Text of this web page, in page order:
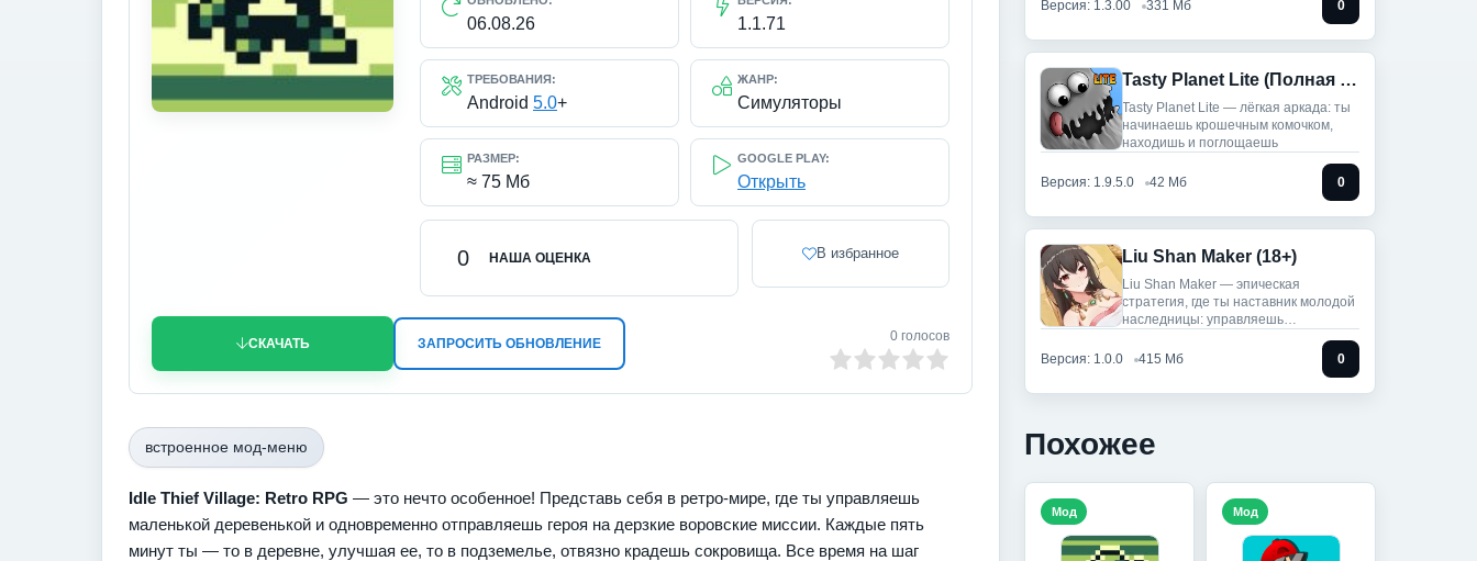
06.08.26 1.1.71
ТРЕБОВАНИЯ:
Android 5.0+
ЖАНР:
Симуляторы
РАЗМЕР:
≈ 75 Мб
GOOGLE PLAY:
Открыть
НАША ОЦЕНКА
0 В избранное
СКАЧАТЬ ЗАПРОСИТЬ ОБНОВЛЕНИЕ 0 голосов
встроенное мод-меню
Idle Thief Village: Retro RPG — это нечто особенное! Представь себя в ретро-мире, где ты управляешь
маленькой деревенькой и одновременно отправляешь героя на дерзкие воровские миссии. Каждые пять
минут ты — то в деревне, улучшая ее, то в подземелье, отвязно крадешь сокровища. Все время на шаг
Версия: 1.3.00 331 Мб 0
Tasty Planet Lite (Полная версия)
Tasty Planet Lite — лёгкая аркада: ты
начинаешь крошечным комочком,
находишь и поглощаешь
Версия: 1.9.5.0 42 Мб 0
Liu Shan Maker (18+)
Liu Shan Maker — эпическая
стратегия, где ты наставник молодой
наследницы: управляешь
Версия: 1.0.0
415 Мб 0
Похожее
Мод Мод